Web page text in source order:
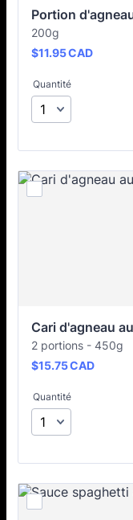
Portion
200g
$11.95 CAD
$11.95CAD
Quantité
Cari d'agneau
2 portions - 450g
$15.75 CAD
$15.75CAD
Quantité